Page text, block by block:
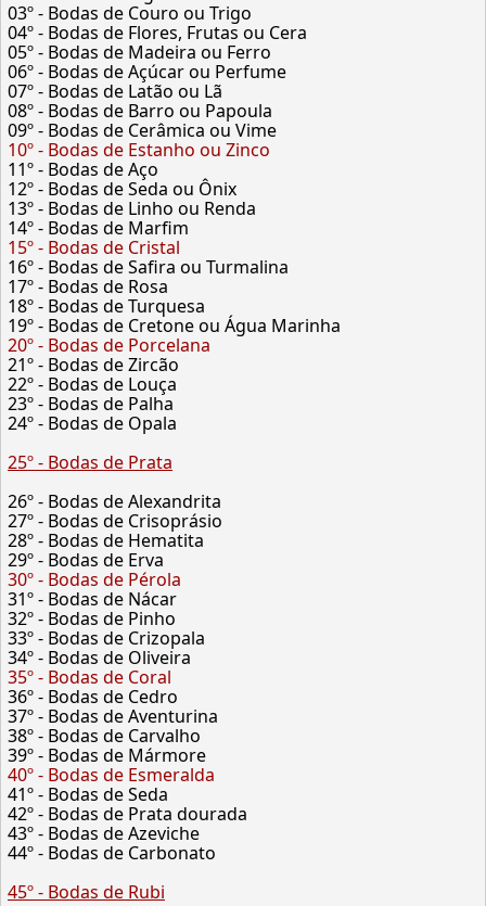
03º - Bodas de Couro ou Trigo
04º - Bodas de Flores, Frutas ou Cera
05º - Bodas de Madeira ou Ferro
06º - Bodas de Açúcar ou Perfume
07º - Bodas de Latão ou Lã
08º - Bodas de Barro ou Papoula
09º - Bodas de Cerâmica ou Vime
10º - Bodas de Estanho ou Zinco
11º - Bodas de Aço
12º - Bodas de Seda ou Ônix
13º - Bodas de Linho ou Renda
14º - Bodas de Marfim
15º - Bodas de Cristal
16º - Bodas de Safira ou Turmalina
17º - Bodas de Rosa
18º - Bodas de Turquesa
19º - Bodas de Cretone ou Água Marinha
20º - Bodas de Porcelana
21º - Bodas de Zircão
22º - Bodas de Louça
23º - Bodas de Palha
24º - Bodas de Opala
25º - Bodas de Prata
26º - Bodas de Alexandrita
27º - Bodas de Crisoprásio
28º - Bodas de Hematita
29º - Bodas de Erva
30º - Bodas de Pérola
31º - Bodas de Nácar
32º - Bodas de Pinho
33º - Bodas de Crizopala
34º - Bodas de Oliveira
35º - Bodas de Coral
36º - Bodas de Cedro
37º - Bodas de Aventurina
38º - Bodas de Carvalho
39º - Bodas de Mármore
40º - Bodas de Esmeralda
41º - Bodas de Seda
42º - Bodas de Prata dourada
43º - Bodas de Azeviche
44º - Bodas de Carbonato
45º - Bodas de Rubi